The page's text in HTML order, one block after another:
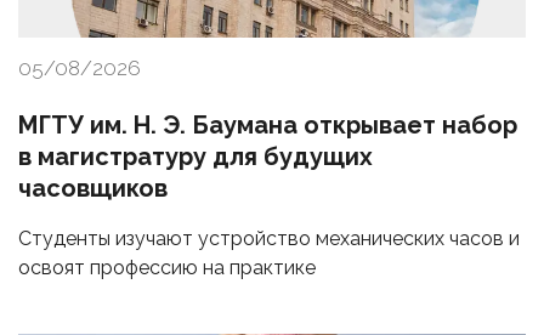
05/08/2026
МГТУ им. Н. Э. Баумана открывает набор
в магистратуру для будущих
часовщиков
Студенты изучают устройство механических часов и
освоят профессию на практике